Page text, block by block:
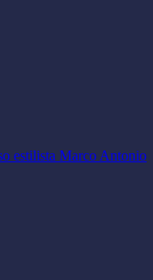
estilista Marco Antonio